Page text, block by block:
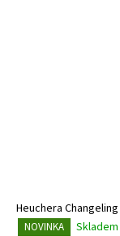
Heuchera Changeling
NOVINKA Skladem